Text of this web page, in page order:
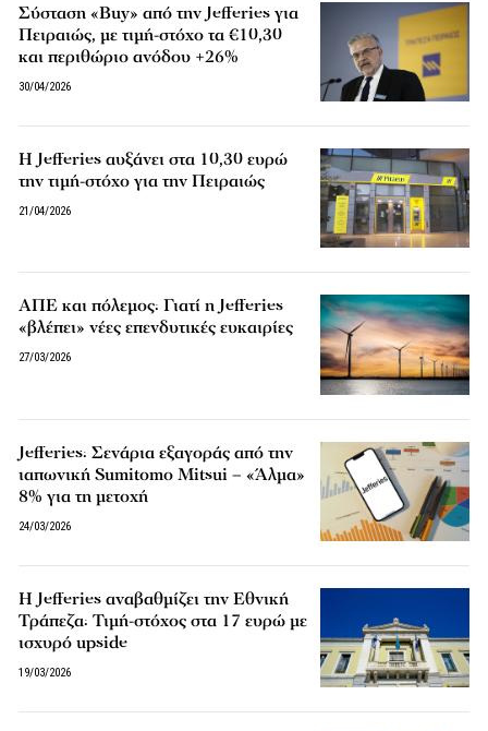
Σύσταση «Buy» από την Jefferies για
Πειραιώς, με τιμή-στόχο τα €10,30
και περιθώριο ανόδου +26%
30/04/2026
Η Jefferies αυξάνει στα 10,30 ευρώ
την τιμή-στόχο για την Πειραιώς
21/04/2026
ΑΠΕ και πόλεμος: Γιατί η Jefferies
«βλέπει» νέες επενδυτικές ευκαιρίες
27/03/2026
Jefferies: Σενάρια εξαγοράς από την
ιαπωνική Sumitomo Mitsui – «Άλμα»
8% για τη μετοχή
24/03/2026
Η Jefferies αναβαθμίζει την Εθνική
Τράπεζα: Τιμή-στόχος στα 17 ευρώ με
ισχυρό upside
19/03/2026